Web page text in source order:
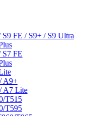
FE / S9+ / S9 Ultra
FE
A9+
A7 Lite
T515
T595